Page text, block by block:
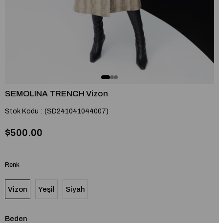
SEMOLINA TRENCH Vizon
Stok Kodu (SD241041044007)
$500.00
Renk
Vizon Yeşil Siyah
Beden